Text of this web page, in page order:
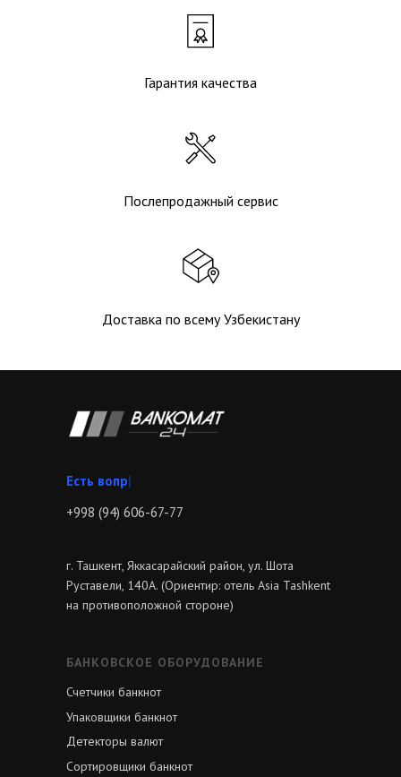
Гарантия качества
Послепродажный сервис
Доставка по всему Узбекистану
БАНКОВСКОЕ ОБОРУДОВАНИЕ
Счетчики банкнот
г. Ташкент, Яккасарайский район, ул. Шота
Руставели, 140А. (Ориентир: отель Asia Tashkent
на противоположной стороне)
Звони|
+998 (94) 606-67-77
Детекторы валют
Упаковщики банкнот
Сортировщики банкнот